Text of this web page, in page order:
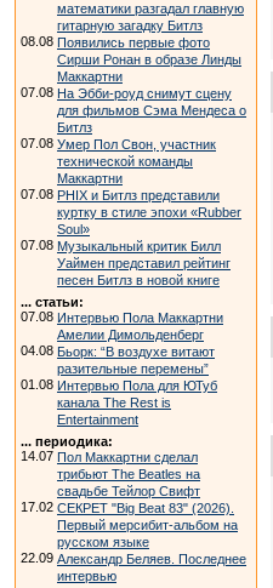
математики разгадал главную
гитарную загадку Битлз
08.08 Появились первые фото
Сирши Ронан в образе Линды
Маккартни
07.08 На Эбби-роуд снимут сцену
для фильмов Сэма Мендеса о
Битлз
07.08 Умер Пол Свон, участник
технической команды
Маккартни
07.08 PHIX и Битлз представили
куртку в стиле эпохи «Rubber
Soul»
07.08 Музыкальный критик Билл
Уаймен представил рейтинг
песен Битлз в новой книге
... статьи:
07.08 Интервью Пола Маккартни
Амелии Димольденберг
04.08 Бьорк: “В воздухе витают
разительные перемены”
01.08 Интервью Пола для ЮТуб
канала The Rest is
Entertainment
... периодика:
14.07 Пол Маккартни сделал
трибьют The Beatles на
свадьбе Тейлор Свифт
17.02 СЕКРЕТ "Big Beat 83" (2026).
Первый мерсибит-альбом на
русском языке
22.09 Александр Беляев. Последнее
интервью